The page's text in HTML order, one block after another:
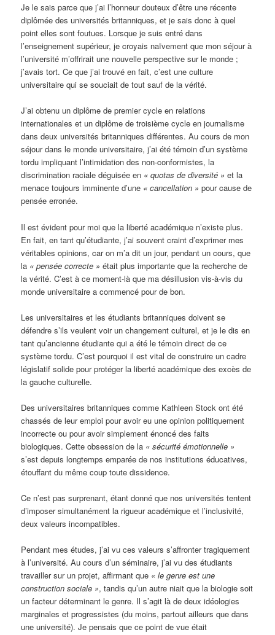
Je le sais parce que j’ai l’honneur douteux d’être une récente
diplômée des universités britanniques, et je sais donc à quel
point elles sont foutues. Lorsque je suis entré dans
l’enseignement supérieur, je croyais naïvement que mon séjour à
l’université m’offrirait une nouvelle perspective sur le monde ;
j’avais tort. Ce que j’ai trouvé en fait, c’est une culture
universitaire qui se souciait de tout sauf de la vérité.
J’ai obtenu un diplôme de premier cycle en relations
internationales et un diplôme de troisième cycle en journalisme
dans deux universités britanniques différentes. Au cours de mon
séjour dans le monde universitaire, j’ai été témoin d’un système
tordu impliquant l’intimidation des non-conformistes, la
discrimination raciale déguisée en « quotas de diversité » et la
menace toujours imminente d’une « cancellation » pour cause de
pensée erronée.
Il est évident pour moi que la liberté académique n’existe plus.
En fait, en tant qu’étudiante, j’ai souvent craint d’exprimer mes
véritables opinions, car on m’a dit un jour, pendant un cours, que
la « pensée correcte » était plus importante que la recherche de
la vérité. C’est à ce moment-là que ma désillusion vis-à-vis du
monde universitaire a commencé pour de bon.
Les universitaires et les étudiants britanniques doivent se
défendre s’ils veulent voir un changement culturel, et je le dis en
tant qu’ancienne étudiante qui a été le témoin direct de ce
système tordu. C’est pourquoi il est vital de construire un cadre
législatif solide pour protéger la liberté académique des excès de
la gauche culturelle.
Des universitaires britanniques comme Kathleen Stock ont été
chassés de leur emploi pour avoir eu une opinion politiquement
incorrecte ou pour avoir simplement énoncé des faits
biologiques. Cette obsession de la « sécurité émotionnelle »
s’est depuis longtemps emparée de nos institutions éducatives,
étouffant du même coup toute dissidence.
Ce n’est pas surprenant, étant donné que nos universités tentent
d’imposer simultanément la rigueur académique et l’inclusivité,
deux valeurs incompatibles.
Pendant mes études, j’ai vu ces valeurs s’affronter tragiquement
à l’université. Au cours d’un séminaire, j’ai vu des étudiants
travailler sur un projet, affirmant que « le genre est une
construction sociale », tandis qu’un autre niait que la biologie soit
un facteur déterminant le genre. Il s’agit là de deux idéologies
marginales et progressistes (du moins, partout ailleurs que dans
une université). Je pensais que ce point de vue était